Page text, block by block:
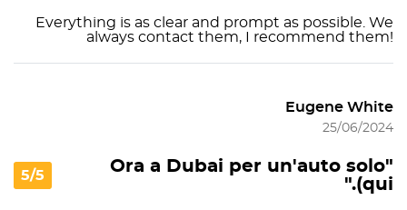
Everything is as clear and prompt as possible. We
always contact them, I recommend them!
Eugene White
25/06/2024
5/5
"Ora a Dubai per un'auto solo
qui)."